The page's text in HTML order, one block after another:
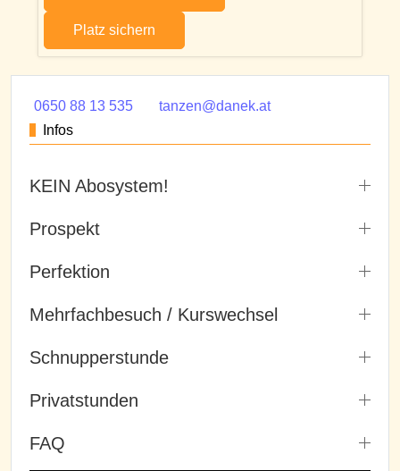
Platz sichern
0650 88 13 535
tanzen@danek.at
Infos
KEIN Abosystem!
Prospekt
Perfektion
Mehrfachbesuch / Kurswechsel
Schnupperstunde
Privatstunden
FAQ